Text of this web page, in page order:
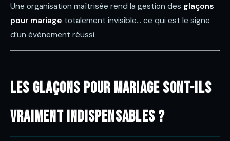
Une organisation maîtrisée rend la gestion des glaçons
pour mariage totalement invisible… ce qui est le signe
d’un événement réussi.
Les glaçons pour mariage sont-ils
vraiment indispensables ?